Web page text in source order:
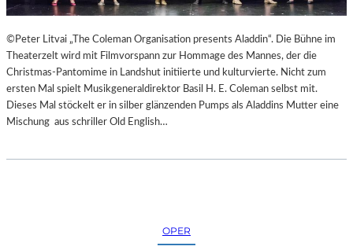
©Peter Litvai „The Coleman Organisation presents Aladdin“. Die Bühne im
Theaterzelt wird mit Filmvorspann zur Hommage des Mannes, der die
Christmas-Pantomime in Landshut initiierte und kulturvierte. Nicht zum
ersten Mal spielt Musikgeneraldirektor Basil H. E. Coleman selbst mit.
Dieses Mal stöckelt er in silber glänzenden Pumps als Aladdins Mutter eine
Mischung aus schriller Old English…
OPER